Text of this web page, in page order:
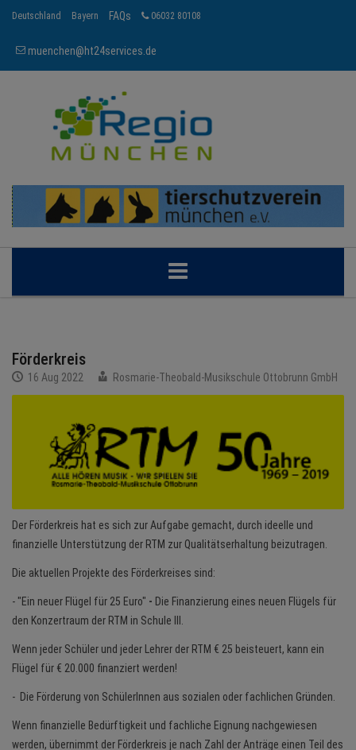
Deutschland Bayern FAQs 06032 80108
muenchen@ht24services.de
BRANCHEN
NEWS
TERMINE
ANGEBOTE
KONTAKT
Förderkreis
16 Aug 2022 Rosmarie-Theobald-Musikschule Ottobrunn GmbH
Der Förderkreis hat es sich zur Aufgabe gemacht, durch ideelle und
finanzielle Unterstützung der RTM zur Qualitätserhaltung beizutragen.
Die aktuellen Projekte des Förderkreises sind:
- "Ein neuer Flügel für 25 Euro" - Die Finanzierung eines neuen Flügels für
den Konzertraum der RTM in Schule III.
Wenn jeder Schüler und jeder Lehrer der RTM € 25 beisteuert, kann ein
Flügel für € 20.000 finanziert werden!
- Die Förderung von SchülerInnen aus sozialen oder fachlichen Gründen.
Wenn finanzielle Bedürftigkeit und fachliche Eignung nachgewiesen
werden, übernimmt der Förderkreis je nach Zahl der Anträge einen Teil des